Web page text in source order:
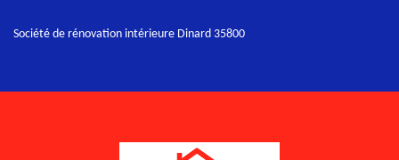
Société de rénovation intérieure Dinard 35800